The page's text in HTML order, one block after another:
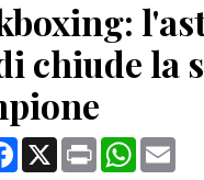
chiude la
Facebook
X Print